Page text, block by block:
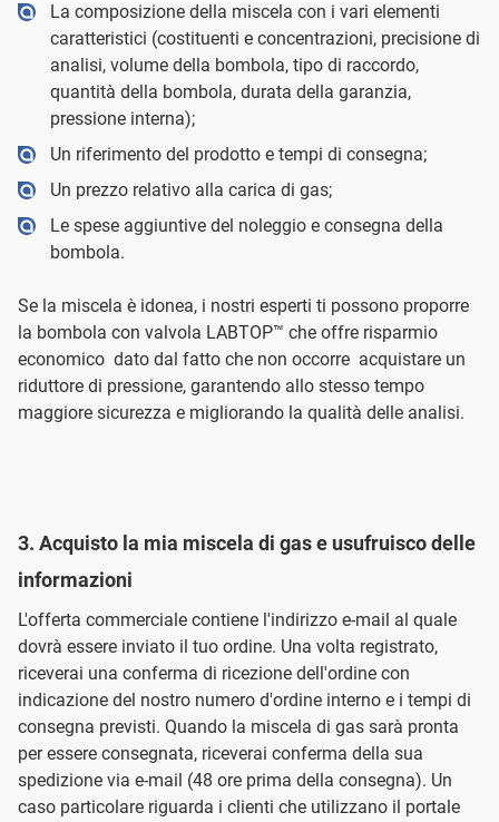
La composizione della miscela con i vari elementi
caratteristici (costituenti e concentrazioni, precisione di
analisi, volume della bombola, tipo di raccordo,
quantità della bombola, durata della garanzia,
pressione interna);
Un riferimento del prodotto e tempi di consegna;
Un prezzo relativo alla carica di gas;
Le spese aggiuntive del noleggio e consegna della
bombola.
Se la miscela è idonea, i nostri esperti ti possono proporre
la bombola con valvola LABTOP™ che offre risparmio
economico dato dal fatto che non occorre acquistare un
riduttore di pressione, garantendo allo stesso tempo
maggiore sicurezza e migliorando la qualità delle analisi.
3. Acquisto la mia miscela di gas e usufruisco delle
informazioni
L'offerta commerciale contiene l'indirizzo e-mail al quale
dovrà essere inviato il tuo ordine. Una volta registrato,
riceverai una conferma di ricezione dell'ordine con
indicazione del nostro numero d'ordine interno e i tempi di
consegna previsti. Quando la miscela di gas sarà pronta
per essere consegnata, riceverai conferma della sua
spedizione via e-mail (48 ore prima della consegna). Un
caso particolare riguarda i clienti che utilizzano il portale